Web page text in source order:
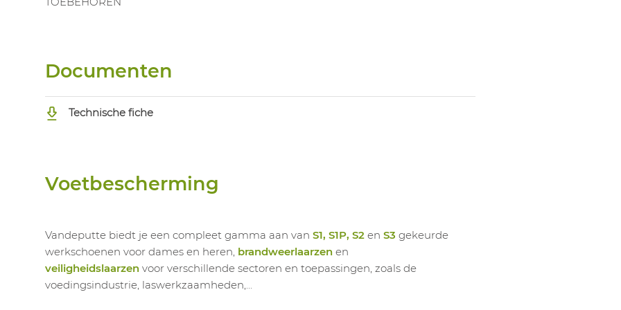
Documenten
Technische fiche
Voetbescherming
Vandeputte biedt je een compleet gamma aan van S1, S1P, S2 en S3 gekeurde
werkschoenen voor dames en heren, brandweerlaarzen en
veiligheidslaarzen voor verschillende sectoren en toepassingen, zoals de
voedingsindustrie, laswerkzaamheden,...